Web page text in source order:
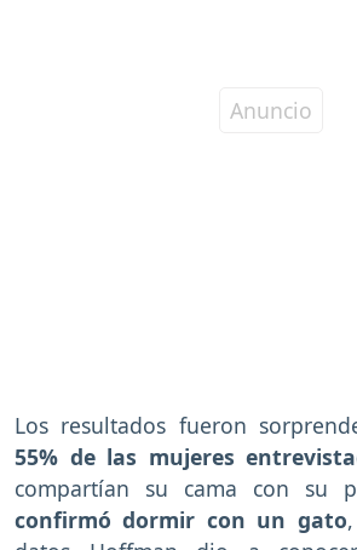
Los resultados fueron
55% de las mujeres
compartían su cama con su
confirmó dormir con un gato